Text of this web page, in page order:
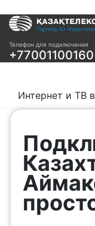
Телефон для подключения
+77001100160
Услуги
Интернет и ТВ в
частном доме
Проверить
возможность
подключения
Проверить
возможность
подключения по
названию ЖК
Интернет и ТВ